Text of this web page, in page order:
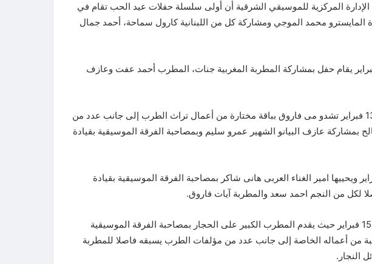
المركزية للموسيقي الشرقية أن أولى سلسلة حفلات عيد الحب تقام في
11 فبراير بقيادة المايسترو محمد الموجي ومشاركة كل من اللبنانية كارول سماحة، أحمد جمال
الثانية تقام مساء الجمعة 12 فبراير يقام حفل بمشاركة المطربة المغربية جنات، المطرب أحمد عفت وعازف
اما الحفل الثالث يقام مساء السبت 13 فبراير تشدو مى فاروق بباقة مختارة من أعمال تراث الطرب إلى جانب عدد من
بمشاركة عازف البيانو الشهير عمرو سليم وبمصاحبة الفرقة الموسيقية بقيادة
الرابعة تقام مساء الأحد 14 فبراير ويحييها امير الغناء العربى هانى شاكر بمصاحبة الفرقة الموسيقية بقيادة
لكل من النجم احمد سعد والمطربة آيات فاروق.
وتختتم سلسلة الحفلات مساء الإثنين 15 فبراير حيث يقدم المطرب الكبير على الحجار بمصاحبة الفرقة الموسيقية
من أعماله الخاصة إلى جانب عدد من مؤلفات الطرب يسبقه فاصلا للمطربة
النجار.